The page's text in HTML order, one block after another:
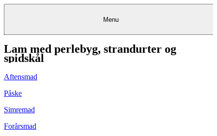
KantineKantineKantine
FrokostordningFrokostordning Frokostordning
Catering
Madkurser
& Teambuilding
RestauranterRestauranter &&BagerierBagerier Restauranter &
Bagerier
Foodservice
Detail
Projekter
KøbKøbgavekortgavekort Køb gavekort
KundeserviceKundeserviceKundeservice
Menu
Lam med perlebyg, strandurter og
spidskål
Aftensmad
Påske
Simremad
Forårsmad